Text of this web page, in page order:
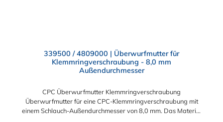
339500 / 4809000 | Überwurfmutter für
Klemmringverschraubung - 8,0 mm
Außendurchmesser
CPC Überwurfmutter Klemmringverschraubung
Überwurfmutter für eine CPC-Klemmringverschraubung mit
einem Schlauch-Außendurchmesser von 8,0 mm. Das Material